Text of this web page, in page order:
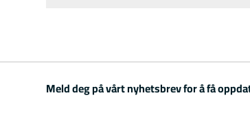
Meld deg på vårt nyhetsbrev for å få